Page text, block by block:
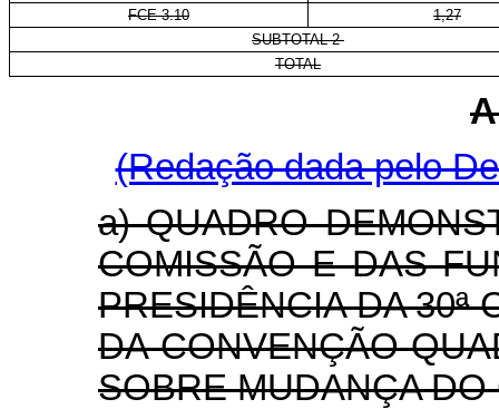
FCE 3.10
1,27
SUBTOTAL 2
TOTAL
(Redação dada pelo
a) QUADRO
COMISSÃO E DAS
PRESIDÊNCIA DA 30ª
DA CONVENÇÃO-
SOBRE MUDANÇA DO